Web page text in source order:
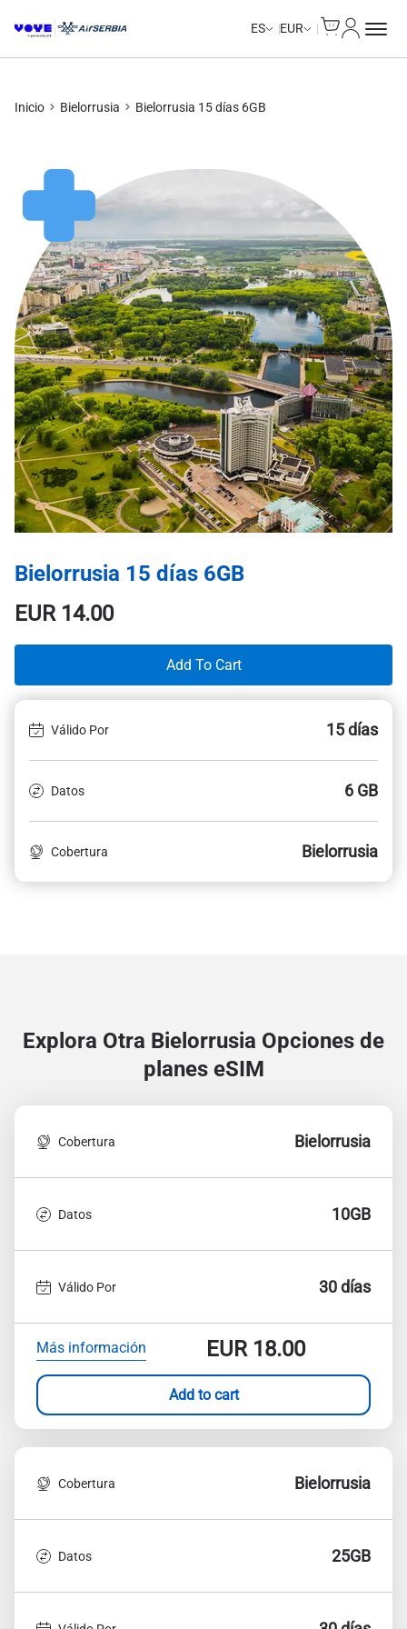
ES EUR
Inicio Bielorrusia Bielorrusia 15 días 6GB
Bielorrusia 15 días 6GB
EUR14.00
Add To Cart
Válido Por 15 días
Datos 6 GB
Cobertura Bielorrusia
Explora Otra Bielorrusia Opciones de
planes eSIM
Cobertura Bielorrusia
Datos 10GB
Válido Por 30 días
Más información EUR18.00
Add to cart
Cobertura Bielorrusia
Datos 25GB